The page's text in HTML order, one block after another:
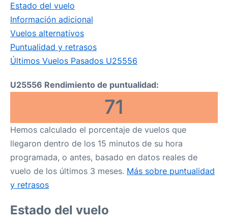
Estado del vuelo
Información adicional
Vuelos alternativos
Puntualidad y retrasos
Últimos Vuelos Pasados U25556
U25556 Rendimiento de puntualidad:
71
Hemos calculado el porcentaje de vuelos que
llegaron dentro de los 15 minutos de su hora
programada, o antes, basado en datos reales de
vuelo de los últimos 3 meses. Más sobre puntualidad
y retrasos
Estado del vuelo